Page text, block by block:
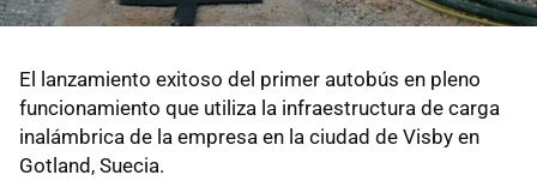
El lanzamiento exitoso del primer autobús en pleno
funcionamiento que utiliza la infraestructura de carga
inalámbrica de la empresa en la ciudad de Visby en
Gotland, Suecia.